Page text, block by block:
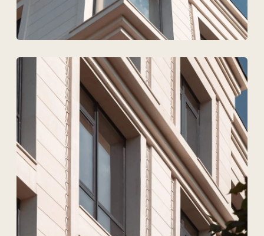
+7
Файлдарды жүктеу
Дербес деректердіңөңделуіне келісемін
Жобаны талқылау